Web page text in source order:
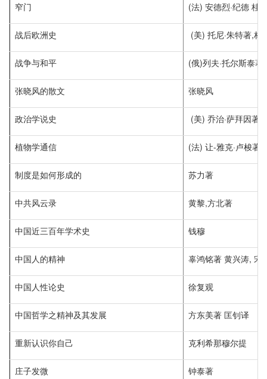
窄门 (法) 安德烈·纪德 桂
战后欧洲史 (美) 托尼·朱特著,林
战争与和平 (俄)列夫·托尔斯泰
张晓风的散文 张晓风
政治学说史 (美) 乔治·萨拜因著
植物学通信 (法) 让-雅克·卢梭著
制度是如何形成的 苏力著
中共风云录 黄黎,方北著
中国近三百年学术史 钱穆
中国人的精神 辜鸿铭著 黄兴涛, 宋
中国人性论史 徐复观
中国哲学之精神及其发展 方东美著 匡钊译
重新认识你自己 克利希那穆尔提
庄子发微 钟泰著